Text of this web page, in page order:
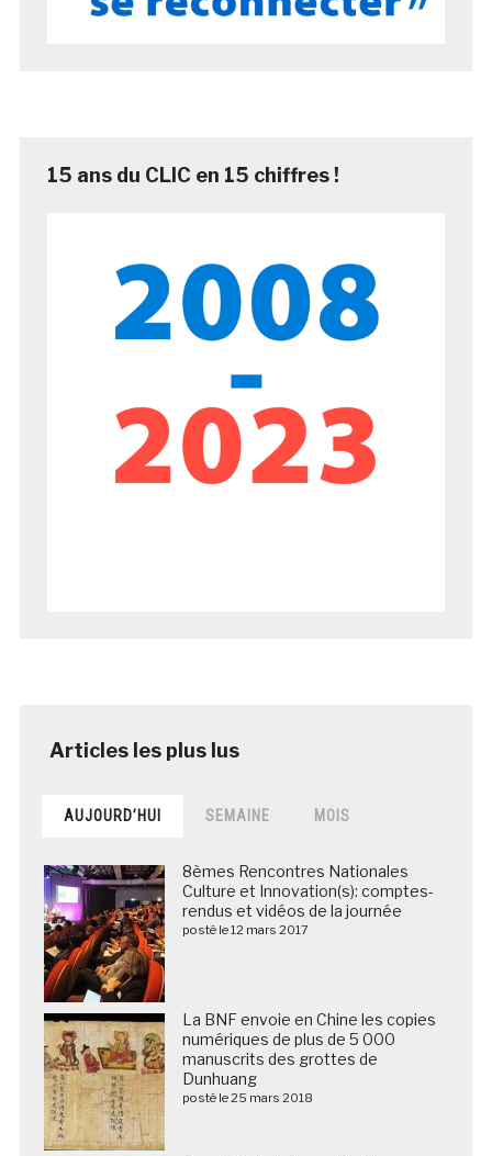
15 ans du CLIC en 15 chiffres !
AUJOURD’HUI SEMAINE MOIS
8èmes Rencontres Nationales
Culture et Innovation(s): comptes-
rendus et vidéos de la journée
posté le 12 mars 2017
La BNF envoie en Chine les copies
numériques de plus de 5 000
manuscrits des grottes de
Dunhuang
posté le 25 mars 2018